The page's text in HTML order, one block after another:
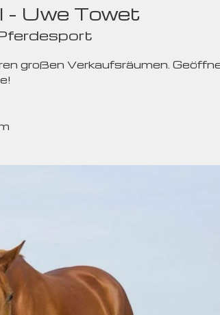
Uwe Towet
großen Verkaufsräumen.